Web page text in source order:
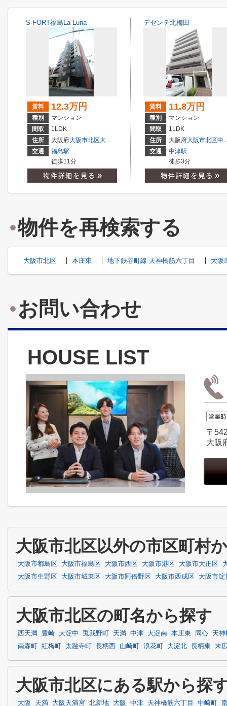
S-FORT福島La Luna
賃料 12.3万円
種別
マンション
間取
1LDK
住所
大阪府大阪市北区大淀南
３丁目
交通
福島駅
徒歩11分
デセンテ北梅田
賃料 11.8万円
種別
マンション
間取
1LDK
住所
大阪府大阪市北区中津
交通
中津駅
徒歩3分
物件を再検索する
大阪市北区 本庄東 地下鉄谷町線 天神橋筋六丁目 大阪
お問い合わせ
HOUSE LIST
〒
大阪
大阪市北区以外の市区町村
大阪市都島区 大阪市福島区 大阪市西区 大阪市港区 大阪市大正区
大阪市生野区
大阪市城東区 大阪市阿倍野区 大阪市西成区 大阪市淀
大阪市北区の町名から探す
西天満 豊崎 大淀中 兎我野町 天満 中津 大淀南 本庄東 同心
天神
南森町
紅梅町 太融寺町 長柄西 山崎町 浪花町 大淀北 長柄東 末
大阪市北区にある駅から探
大阪 天満 大阪天満宮 北新地 大阪 中津 天神橋筋六丁目 中崎町